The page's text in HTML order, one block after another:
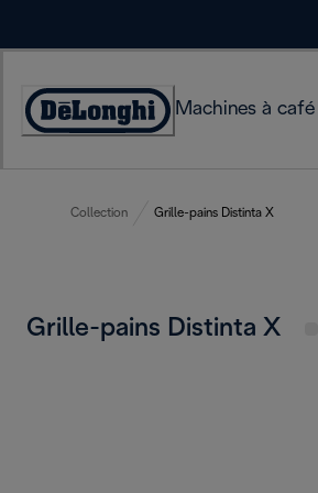
Déclaration
Machines à café
Collection Grille-pains Distinta X
Grille-pains Distinta X